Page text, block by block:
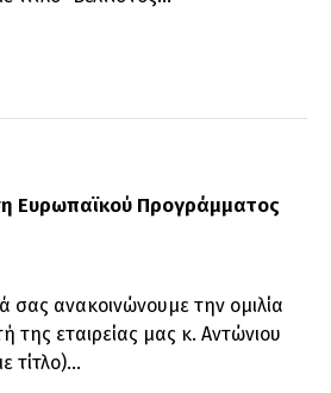
Ευρωπαϊκού Προγράμματος
σας ανακοινώνουμε την ομιλία
της εταιρείας μας κ. Αντώνιου
τίτλο)...